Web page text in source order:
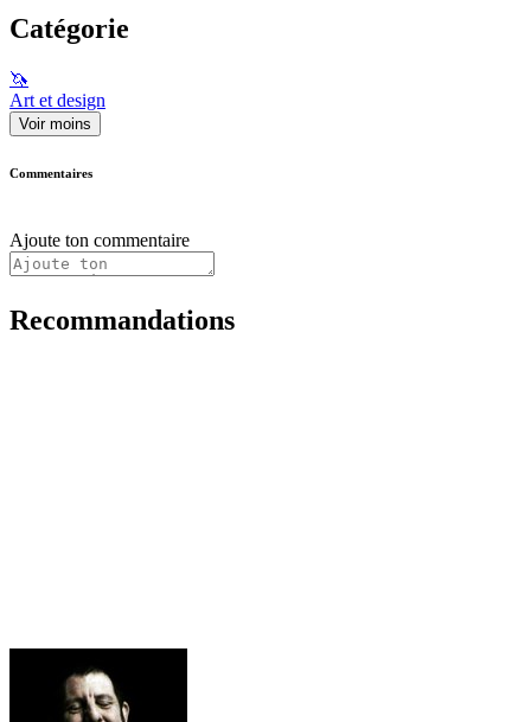
Catégorie
🦄
Art et design
Voir moins
Commentaires
Ajoute ton commentaire
Recommandations